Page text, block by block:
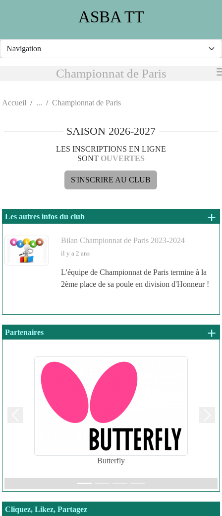
ASBA TT
Championnat de Paris
Accueil Championnat de Paris
SAISON 2026-2027
LES INSCRIPTIONS EN LIGNE
SONT OUVERTES
S'INSCRIRE AU CLUB
Les autres infos du club
Bilan Championnat de Paris 2023-2024
il y a 2 ans
L'équipe de Championnat de Paris termine à la
2ème place de sa poule en division d'Honneur !
+
Partenaires
Butterfly
+
Cliquez, Likez, Partagez